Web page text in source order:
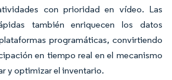
con prioridad en vídeo. Las
también enriquecen los datos
programáticas, convirtiendo
en tiempo real en el mecanismo
y optimizar el inventario.